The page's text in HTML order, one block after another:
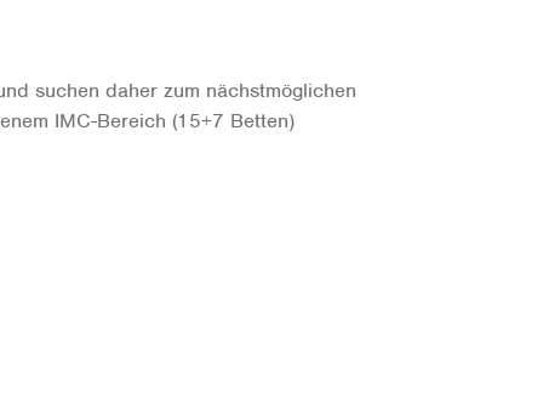
suchen daher zum nächstmöglichen
IMC-Bereich (15+7 Betten)